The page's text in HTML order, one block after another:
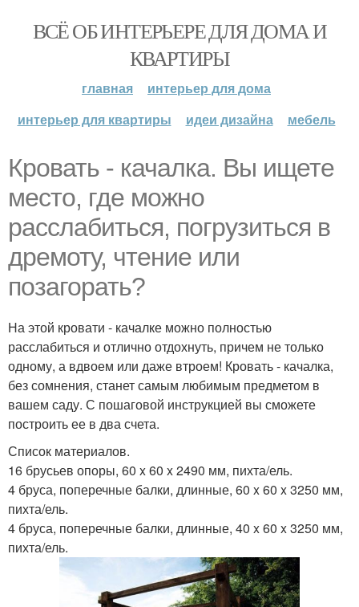
ВСЁ ОБ ИНТЕРЬЕРЕ ДЛЯ ДОМА И
КВАРТИРЫ
главная
интерьер для дома
интерьер для квартиры
идеи дизайна мебель
Кровать - качалка. Вы ищете
место, где можно
расслабиться, погрузиться в
дремоту, чтение или
позагорать?
На этой кровати - качалке можно полностью
расслабиться и отлично отдохнуть, причем не только
одному, а вдвоем или даже втроем! Кровать - качалка,
без сомнения, станет самым любимым предметом в
вашем саду. С пошаговой инструкцией вы сможете
построить ее в два счета.
Список материалов.
16 брусьев опоры, 60 x 60 x 2490 мм, пихта/ель.
4 бруса, поперечные балки, длинные, 60 x 60 x 3250 мм,
пихта/ель.
4 бруса, поперечные балки, длинные, 40 x 60 x 3250 мм,
пихта/ель.